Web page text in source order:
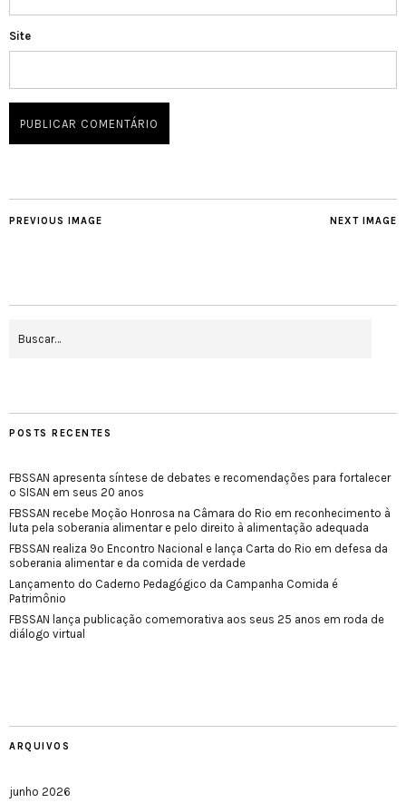
Site
NEXT IMAGE
PREVIOUS IMAGE
POSTS RECENTES
FBSSAN apresenta síntese de debates e recomendações para fortalecer
o SISAN em seus 20 anos
FBSSAN recebe Moção Honrosa na Câmara do Rio em reconhecimento à
luta pela soberania alimentar e pelo direito à alimentação adequada
FBSSAN realiza 9º Encontro Nacional e lança Carta do Rio em defesa da
soberania alimentar e da comida de verdade
Lançamento do Caderno Pedagógico da Campanha Comida é
Patrimônio
FBSSAN lança publicação comemorativa aos seus 25 anos em roda de
diálogo virtual
ARQUIVOS
junho 2026